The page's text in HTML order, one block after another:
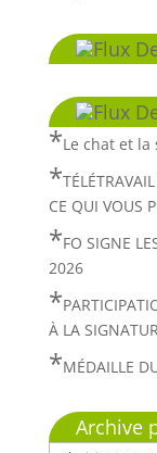
Le chat et la
CE QUI VOUS
FO SIGNE
2026
À LA
MÉDAILLE
Archive